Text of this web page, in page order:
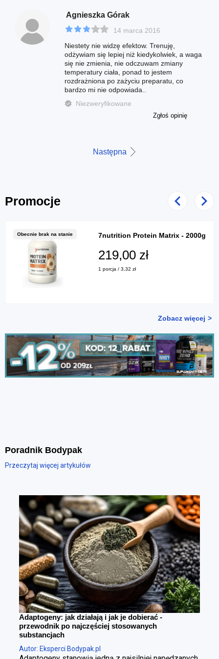
Agnieszka Górak
14 marca 2016
Niestety nie widzę efektow. Trenuję,
odżywiam się lepiej niż kiedykolwiek, a waga
się nie zmienia, nie odczuwam zmiany
temperatury ciała, ponad to jestem
rozdrażniona po zażyciu preparatu, co
bardzo mi nie odpowiada..
Niezweryfikowane
Zgłoś opinię
Następna
Promocje Poprzedni
Obecnie brak na stanie 7nutrition Protein Matrix - 2000g
219,00 zł
1 porcja / 3,32 zł
Zobacz więcej
Poradnik Bodypak
Przeczytaj więcej artykułów
Adaptogeny: jak działają i jak je dobierać -
przewodnik po najczęściej stosowanych
substancjach
Autor: Eksperci Bodypak.pl